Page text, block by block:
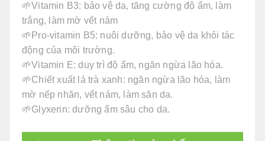
🌱Vitamin B3: bảo vệ da, tăng cường độ ẩm, làm
trắng, làm mờ vết nám
🌱Pro-vitamin B5: nuôi dưỡng, bảo vệ da khỏi tác
động của môi trường.
🌱Vitamin E: duy trì độ ẩm, ngăn ngừa lão hóa.
🌱Chiết xuất lá trà xanh: ngăn ngừa lão hóa, làm
mờ nếp nhăn, vết nám, làm săn da.
🌱Glyxerin: dưỡng ẩm sâu cho da.